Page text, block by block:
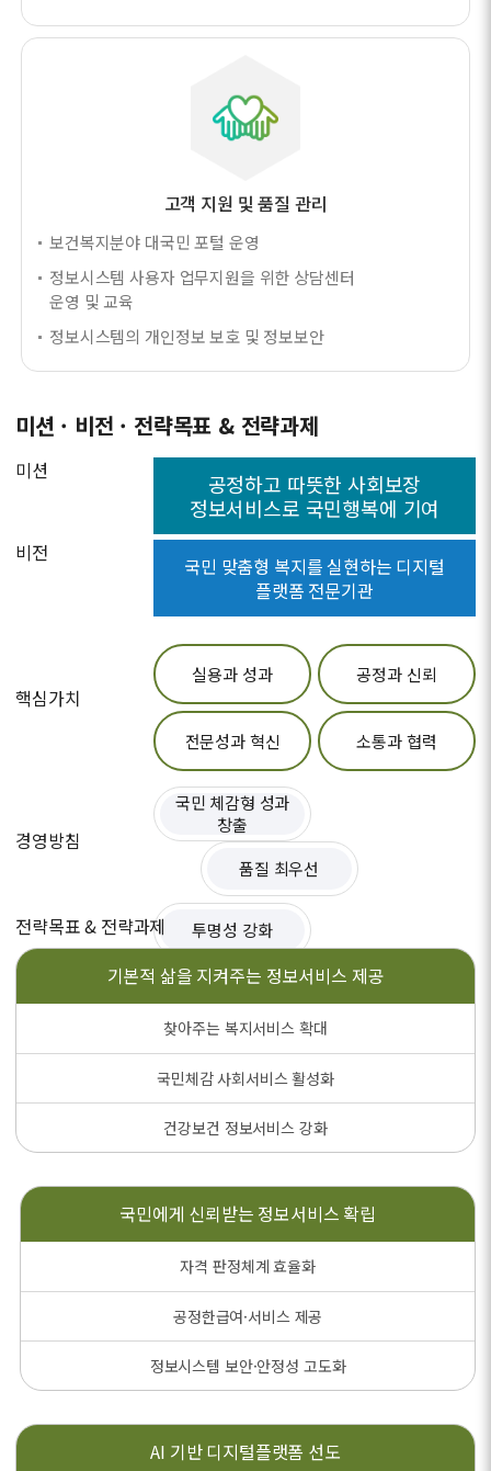
고객 지원 및 품질 관리
보건복지분야 대국민 포털 운영
정보시스템 사용자 업무지원을 위한 상담센터
운영 및 교육
정보시스템의 개인정보 보호 및 정보보안
미션 · 비전 · 전략목표 & 전략과제
미션
공정하고 따뜻한 사회보장
정보서비스로 국민행복에 기여
비전
국민 맞춤형 복지를 실현하는 디지털
플랫폼 전문기관
핵심가치
실용과 성과 공정과 신뢰
전문성과 혁신 소통과 협력
경영방침
국민 체감형 성과
창출
품질 최우선
투명성 강화
전략목표 & 전략과제
기본적 삶을 지켜주는 정보서비스 제공
찾아주는 복지서비스 확대
국민체감 사회서비스 활성화
건강보건 정보서비스 강화
국민에게 신뢰받는 정보서비스 확립
자격 판정체계 효율화
공정한급여·서비스 제공
정보시스템 보안·안정성 고도화
AI 기반디지털플랫폼 선도